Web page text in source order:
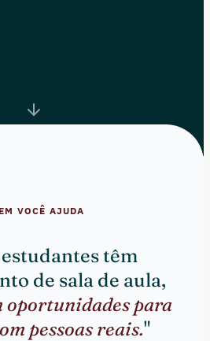
VOCÊ AJUDA
têm
de sala de aula,
oportunidades para
pessoas reais."